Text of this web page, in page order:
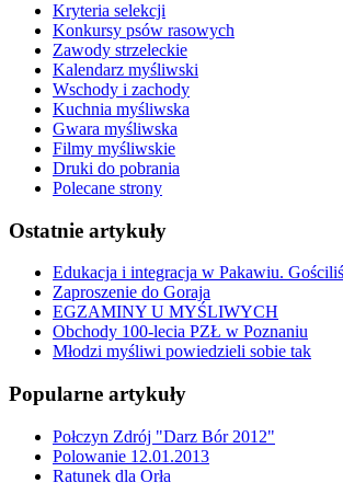
Kryteria selekcji
Konkursy psów rasowych
Zawody strzeleckie
Kalendarz myśliwski
Wschody i zachody
Kuchnia myśliwska
Gwara myśliwska
Filmy myśliwskie
Druki do pobrania
Polecane strony
Ostatnie artykuły
Edukacja i integracja w Pakawiu.
Zaproszenie do Goraja
EGZAMINY U MYŚLIWYCH
Obchody 100-lecia PZŁ w Poznaniu
Młodzi myśliwi powiedzieli sobie tak
Popularne artykuły
Połczyn Zdrój "Darz Bór 2012"
Polowanie 12.01.2013
Ratunek dla Orła